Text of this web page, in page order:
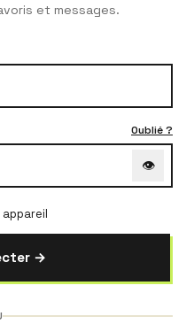
et messages.
Oublié ?
👁
→